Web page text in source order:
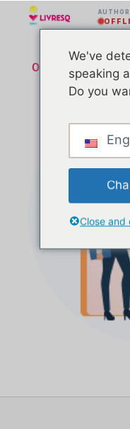
Omologare lecție
– Suport
We've
speaking
Do you
Close